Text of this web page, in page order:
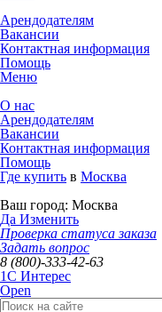
Арендодателям
Вакансии
Контактная информация
Помощь
Меню
О нас
Арендодателям
Вакансии
Контактная информация
Помощь
Где купить в Москва
Ваш город: Москва
Да Изменить
Проверка статуса заказа
Задать вопрос
8 (800)-333-42-63
1C Интерес
Open